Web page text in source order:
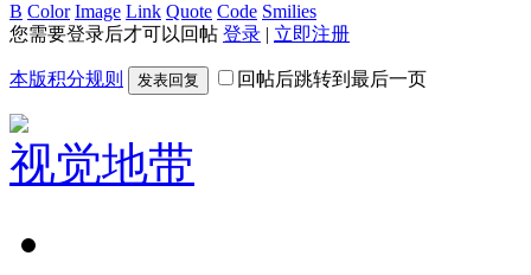
B Color Image Link Quote Code Smilies
您需要登录后才可以回帖 登录 | 立即注册
本版积分规则 发表回复 回帖后跳转到最后一页
视觉地带